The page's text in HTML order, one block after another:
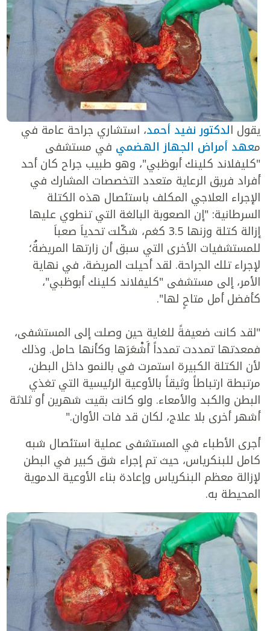
يقول الدكتور نفيد أحمد، استشاري جراحة عامة في
معهد أمراض الجهاز الهضمي في مستشفى
"كليفلاند كلينك أبوظبي"، وهو طبيب جراح كان أحد
أفراد فريق الرعاية متعدد التخصصات المشارك في
الإجراء العلاجي المكلف باستئصال هذه الكتلة
السرطانية: "إن الصعوبة البالغة التي تنطوي عليها
إزالة كتلة وزنها 3.5 كغم، شكّلت تحدياَ صعباَ
للمستشفيات الأخرى التي سبق أن زارتها المريضةُ؛
لإجراء تلك الجراحة. لقد أحيلت المريضة، في نهاية
الأمر، إلى مستشفى "كليفلاند كلينك أبوظبي"،
كأفضل أمل متاحٍ لها".
"لقد كانت ضعيفةً للغاية حين وصلت إلى المستشفى،
فمعدتها تمددت تمدداً أَشْعَرَها وكأنها حامل. وذلك
لأن الكتلة الكبيرة استمرت في بالنمو داخل البطن،
مرتبطة ارتباطاً وثيقاً بالأوعية الرئيسية التي تغذي
البطن والكبد والأمعاء. ولو كانت بقيت شهرين أو ثلاثة
أشهر أخرى بلا علاج، لكان قد فات الأوان."
أجرى الأطباء في المستشفى عملية استئصال شبه
كامل للبنكرياس، حيث تم إجراء شق كبير في البطن
لإزالة معظم البنكرياس وإعادة بناء الأوعية الدموية
المحيطة به.